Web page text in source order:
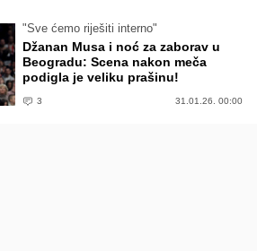
"Sve ćemo riješiti interno"
Džanan Musa i noć za zaborav u
Beogradu: Scena nakon meča
podigla je veliku prašinu!
3 31.01.26. 00:00